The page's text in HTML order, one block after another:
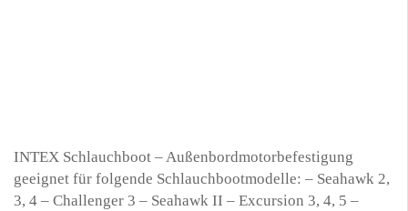
INTEX Schlauchboot – Außenbordmotorbefestigung
geeignet für folgende Schlauchbootmodelle: – Seahawk 2,
3, 4 – Challenger 3 – Seahawk II – Excursion 3, 4, 5 –